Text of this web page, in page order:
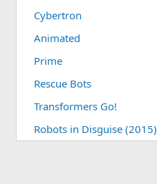
Cybertron
Animated
Prime
Rescue Bots
Transformers Go!
Robots in Disguise (2015)